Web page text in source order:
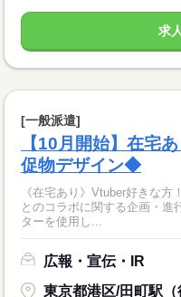
求
[一般派遣]
【10月開始】在宅
促物デザイン◆
《在宅あり》Vtuber好きな
とのコラボに関する企画・進
ターを使用し...
広報・宣伝・IR
東京都港区/田町駅（